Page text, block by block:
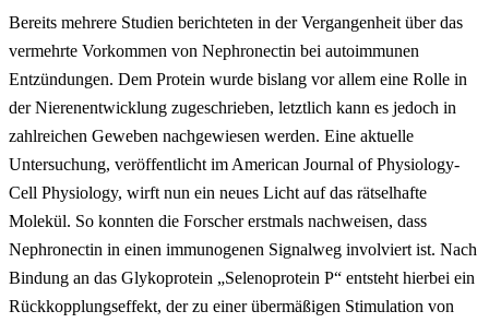
Bereits mehrere Studien berichteten in der Vergangenheit über das
vermehrte Vorkommen von Nephronectin bei autoimmunen
Entzündungen. Dem Protein wurde bislang vor allem eine Rolle in
der Nierenentwicklung zugeschrieben, letztlich kann es jedoch in
zahlreichen Geweben nachgewiesen werden. Eine aktuelle
Untersuchung, veröffentlicht im American Journal of Physiology-
Cell Physiology, wirft nun ein neues Licht auf das rätselhafte
Molekül. So konnten die Forscher erstmals nachweisen, dass
Nephronectin in einen immunogenen Signalweg involviert ist. Nach
Bindung an das Glykoprotein „Selenoprotein P“ entsteht hierbei ein
Rückkopplungseffekt, der zu einer übermäßigen Stimulation von